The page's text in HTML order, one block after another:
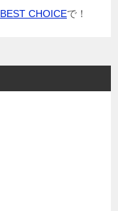
BEST CHOICEで！